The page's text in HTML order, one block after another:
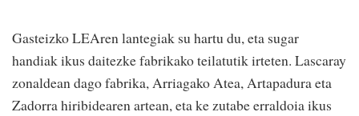
Gasteizko LEAren lantegiak su hartu du, eta sugar
handiak ikus daitezke fabrikako teilatutik irteten. Lascaray
zonaldean dago fabrika, Arriagako Atea, Artapadura eta
Zadorra hiribidearen artean, eta ke zutabe erraldoia ikus